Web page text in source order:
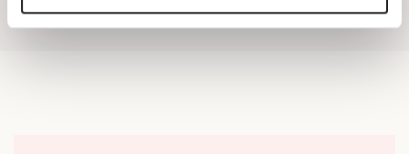
annons- och analysföretag som vi samarbetar med.